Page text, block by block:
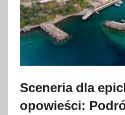
0
2
3
Sceneria dla
opowieści: